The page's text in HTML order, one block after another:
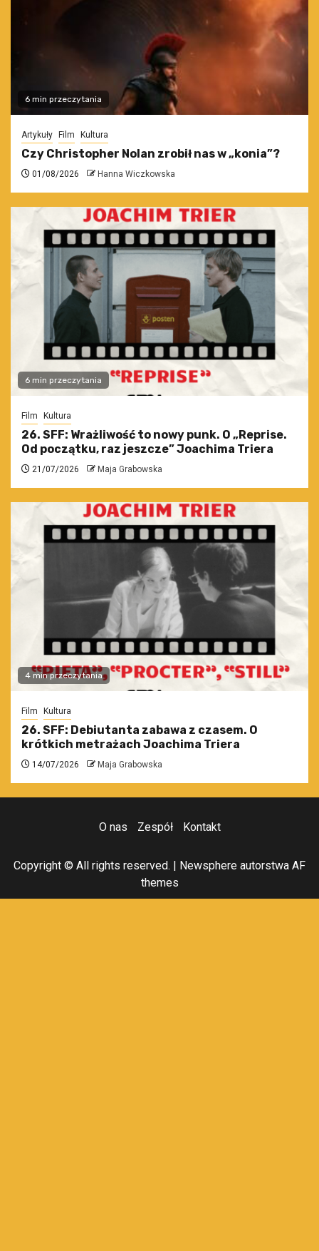
6 min przeczytania
Artykuły Film Kultura
Czy Christopher Nolan zrobił nas w „konia”?
01/08/2026 Hanna Wiczkowska
6 min przeczytania
Film Kultura
26. SFF: Wrażliwość to nowy punk. O „Reprise.
Od początku, raz jeszcze” Joachima Triera
21/07/2026 Maja Grabowska
4 min przeczytania
Film Kultura
26. SFF: Debiutanta zabawa z czasem. O
krótkich metrażach Joachima Triera
14/07/2026 Maja Grabowska
O nas Zespół Kontakt
Copyright © All rights reserved. Newsphere autorstwa AF
themes